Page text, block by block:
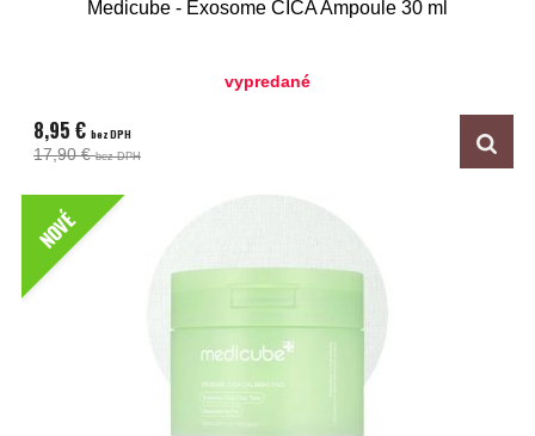
Medicube - Exosome CICA Ampoule 30 ml
vypredané
8,95 € bez DPH
17,90 €bez DPH
NOVÉ